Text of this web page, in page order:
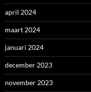
april 2024
maart 2024
januari 2024
december 2023
november 2023